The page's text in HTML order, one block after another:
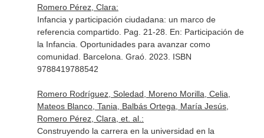
Romero Pérez, Clara:
Infancia y participación ciudadana: un marco de
referencia compartido. Pag. 21-28. En: Participación de
la Infancia. Oportunidades para avanzar como
comunidad . Barcelona. Graó. 2023. ISBN
9788419788542
Romero Rodríguez, Soledad, Moreno Morilla, Celia,
Mateos Blanco, Tania, Balbás Ortega, María Jesús,
Romero Pérez, Clara, et. al.:
Construyendo la carrera en la universidad en la